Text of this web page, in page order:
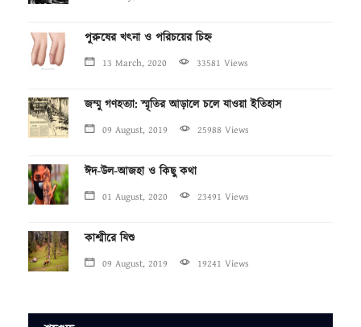
পুরুষের খৎনা ও পরিচয়ের চিহ্ন
13 March, 2020 33581 Views
জম্মু গণহত্যা: স্মৃতির আড়ালে চলে যাওয়া ইতিহাস
09 August, 2019 25988 Views
ঈদ-উল-আজহা ও কিছু কথা
01 August, 2020 23491 Views
কাশ্মীরে যিশু
09 August, 2019 19241 Views